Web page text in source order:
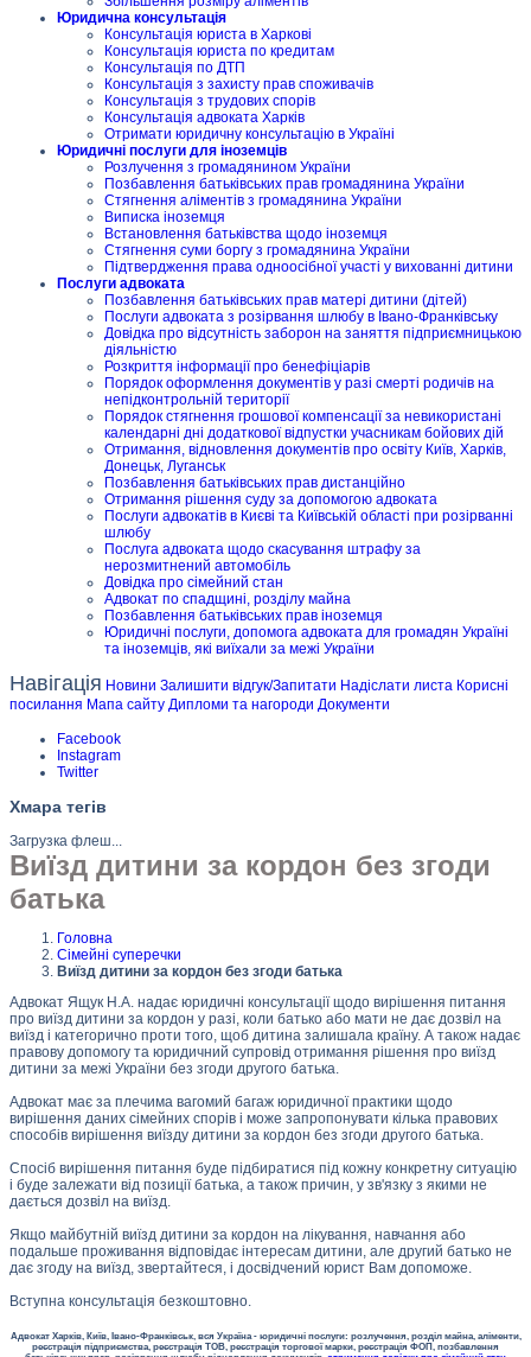
Юридична консультація
Консультація юриста в Харкові
Консультація юриста по кредитам
Консультація по ДТП
Консультація з захисту прав споживачів
Консультація з трудових спорів
Консультація адвоката Харків
Отримати юридичну консультацію в Україні
Юридичні послуги для іноземців
Розлучення з громадянином України
Позбавлення батьківських прав громадянина України
Стягнення аліментів з громадянина України
Виписка іноземця
Встановлення батьківства щодо іноземця
Стягнення суми боргу з громадянина України
Підтвердження права одноосібної участі у вихованні дитини
Послуги адвоката
Позбавлення батьківських прав матері дитини (дітей)
Послуги адвоката з розірвання шлюбу в Івано-Франківську
Довідка про відсутність заборон на заняття підприємницькою
діяльністю
Розкриття інформації про бенефіціарів
Порядок оформлення документів у разі смерті родичів на
непідконтрольній території
Порядок стягнення грошової компенсації за невикористані
календарні дні додаткової відпустки учасникам бойових дій
Отримання, відновлення документів про освіту Київ, Харків,
Донецьк, Луганськ
Позбавлення батьківських прав дистанційно
Отримання рішення суду за допомогою адвоката
Послуги адвокатів в Києві та Київській області при розірванні
шлюбу
Послуга адвоката щодо скасування штрафу за
нерозмитнений автомобіль
Довідка про сімейний стан
Адвокат по спадщині, розділу майна
Позбавлення батьківських прав іноземця
Юридичні послуги, допомога адвоката для громадян Україні
та іноземців, які виїхали за межі України
Навігація Новини Залишити відгук/Запитати Надіслати листа Корисні
посилання Мапа сайту Дипломи та нагороди Документи
Facebook
Instagram
Twitter
Хмара тегів
Загрузка флеш...
Виїзд дитини за кордон без згоди
батька
Головна
Сімейні суперечки
Виїзд дитини за кордон без згоди батька
Адвокат Ящук Н.А. надає юридичні консультації щодо вирішення питання
про виїзд дитини за кордон у разі, коли батько або мати не дає дозвіл на
виїзд і категорично проти того, щоб дитина залишала країну. А також надає
правову допомогу та юридичний супровід отримання рішення про виїзд
дитини за межі України без згоди другого батька.
Адвокат має за плечима вагомий багаж юридичної практики щодо
вирішення даних сімейних спорів і може запропонувати кілька правових
способів вирішення виїзду дитини за кордон без згоди другого батька.
Спосіб вирішення питання буде підбиратися під кожну конкретну ситуацію
і буде залежати від позиції батька, а також причин, у зв'язку з якими не
дається дозвіл на виїзд.
Якщо майбутній виїзд дитини за кордон на лікування, навчання або
подальше проживання відповідає інтересам дитини, але другий батько не
дає згоду на виїзд, звертайтеся, і досвідчений юрист Вам допоможе.
Вступна консультація безкоштовно.
Адвокат Харків, Київ, Івано-Франківськ, вся Україна - юридичні послуги: розлучення, розділ майна, аліменти,
реєстрація підприємства, реєстрація ТОВ, реєстрація торгової марки, реєстрація ФОП, позбавлення